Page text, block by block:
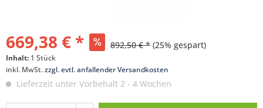
669,38 € * 892,50 € * (25% gespart)
Inhalt: 1 Stück
inkl. MwSt.zzgl. evtl. anfallender Versandkosten
Lieferzeit unter Vorbehalt 2 - 4 Wochen